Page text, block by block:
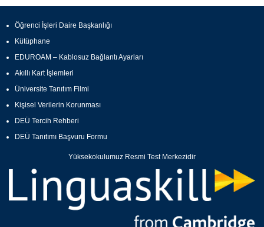
Öğrenci İşleri Daire Başkanlığı
Kütüphane
EDUROAM – Kablosuz Bağlantı Ayarları
Akıllı Kart İşlemleri
Üniversite Tanıtım Filmi
Kişisel Verilerin Korunması
DEÜ Tercih Rehberi
DEÜ Tanıtımı Başvuru Formu
Yüksekokulumuz Resmi Test Merkezidir